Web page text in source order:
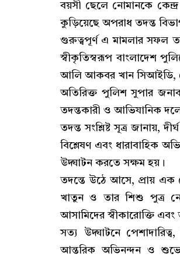
বয়সী ছেলে নোমানকে
কুড়িয়েছে অপরাধ তদন্ত
গুরুত্বপূর্ণ এ মামলার সফল
স্বীকৃতিস্বরূপ বাংলাদেশ
আলি আকবর খান সিআইডি,
অতিরিক্ত পুলিশ সুপার
তদন্তকারী ও আভিযানিক
তদন্ত সংশ্লিষ্ট সূত্র জানায়,
বিশ্লেষণ এবং ধারাবাহিক
উদ্ঘাটন করতে সক্ষম হয়।
তদন্তে উঠে আসে, প্রায় এক
খাতুন ও তার শিশু পুত্র
আসামিদের স্বীকারোক্তি এবং
সত্য উদ্ঘাটনে পেশাদারিত্ব,
আন্তরিক অভিনন্দন ও